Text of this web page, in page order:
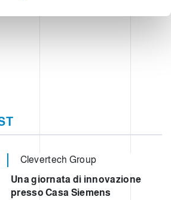
Clevertech Group
Una giornata di innovazione
presso Casa Siemens